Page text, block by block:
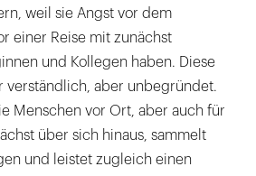
weil sie Angst vor dem
einer Reise mit zunächst
und Kollegen haben. Diese
verständlich, aber unbegründet.
Menschen vor Ort, aber auch für
über sich hinaus, sammelt
und leistet zugleich einen